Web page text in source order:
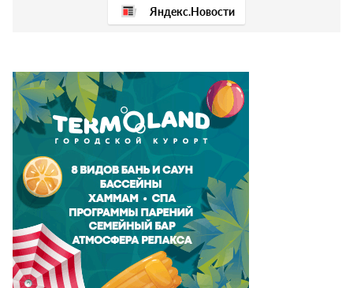
Яндекс.Новости